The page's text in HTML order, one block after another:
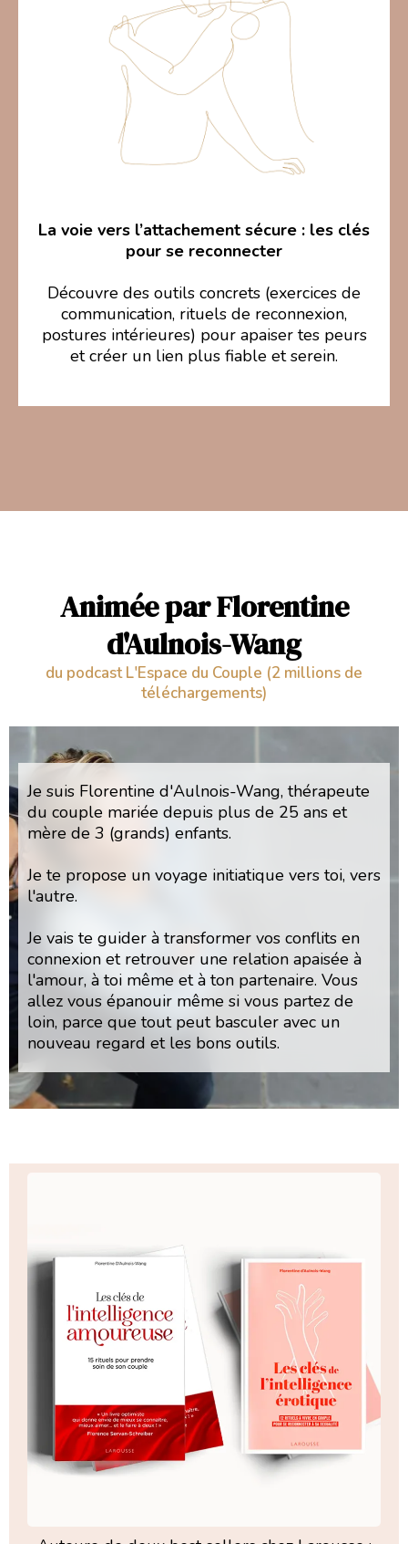
La voie vers l’attachement sécure : les clés
pour se reconnecter
Découvre des outils concrets (exercices de
communication, rituels de reconnexion,
postures intérieures) pour apaiser tes peurs
et créer un lien plus fiable et serein.
Animée par Florentine
d'Aulnois-Wang
du podcast L'Espace du Couple (2 millions de
téléchargements)
Je suis Florentine d'Aulnois-Wang, thérapeute
du couple mariée depuis plus de 25 ans et
mère de 3 (grands) enfants.
Je te propose un voyage initiatique vers toi, vers
l'autre.
Je vais te guider à transformer vos conflits en
connexion et retrouver une relation apaisée à
l'amour, à toi même et à ton partenaire. Vous
allez vous épanouir même si vous partez de
loin, parce que tout peut basculer avec un
nouveau regard et les bons outils.